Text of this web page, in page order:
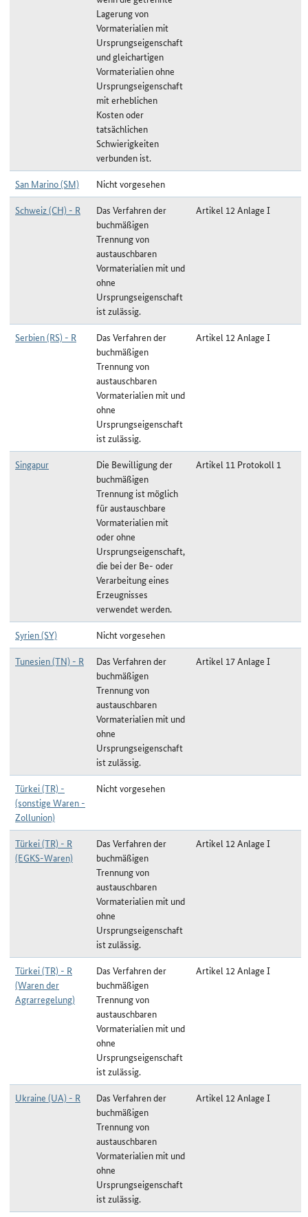
Lagerung von
Vormaterialien mit
Ursprungseigenschaft
und gleichartigen
Vormaterialien ohne
Ursprungseigenschaft
mit erheblichen
Kosten oder
tatsächlichen
Schwierigkeiten
verbunden ist.
San Marino (SM)
Nicht vorgesehen
Schweiz (CH) - R
Das Verfahren der
buchmäßigen
Trennung von
austauschbaren
Vormaterialien mit und
ohne
Ursprungseigenschaft
ist zulässig.
Artikel 12 Anlage I
Serbien (RS) - R
Das Verfahren der
buchmäßigen
Trennung von
austauschbaren
Vormaterialien mit und
ohne
Ursprungseigenschaft
ist zulässig.
Artikel 12 Anlage I
Singapur
Die Bewilligung der
buchmäßigen
Trennung ist möglich
für austauschbare
Vormaterialien mit
oder ohne
Ursprungseigenschaft,
die bei der Be- oder
Verarbeitung eines
Erzeugnisses
verwendet werden.
Artikel 11 Protokoll 1
Syrien (SY)
Nicht vorgesehen
Tunesien (TN) - R
Das Verfahren der
buchmäßigen
Trennung von
austauschbaren
Vormaterialien mit und
ohne
Ursprungseigenschaft
ist zulässig.
Artikel 17 Anlage I
Türkei (TR) -
(sonstige Waren -
Zollunion)
Nicht vorgesehen
Türkei (TR) - R
(EGKS-Waren)
Das Verfahren der
buchmäßigen
Trennung von
austauschbaren
Vormaterialien mit und
ohne
Ursprungseigenschaft
ist zulässig.
Artikel 12 Anlage I
Türkei (TR) - R
(Waren der
Agrarregelung)
Das Verfahren der
buchmäßigen
Trennung von
austauschbaren
Vormaterialien mit und
ohne
Ursprungseigenschaft
ist zulässig.
Artikel 12 Anlage I
Ukraine (UA) - R
Das Verfahren der
buchmäßigen
Trennung von
austauschbaren
Vormaterialien mit und
ohne
Ursprungseigenschaft
ist zulässig.
Artikel 12 Anlage I